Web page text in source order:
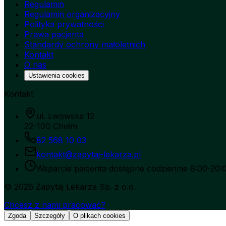
Regulamin
Regulamin organizacyjny
Polityka prywatności
Prawa pacjenta
Standardy ochrony małoletnich
Kontakt
O nas
Ustawienia cookies
Kontakt
ul. Lwowska 12
22-100 Chełm
82 568 10 03
kontakt@zapytaj-lekarza.pl
Wsparcie pacjenta dostępne codziennie 8:00-
© 2026 Zapytaj Lekarza Sp. z o.o.
Chcesz z nami pracować?
Zgoda Szczegóły O plikach cookies